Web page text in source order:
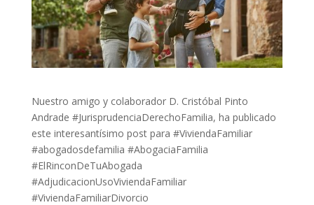
Nuestro amigo y colaborador D. Cristóbal Pinto
Andrade #JurisprudenciaDerechoFamilia, ha publicado
este interesantísimo post para #ViviendaFamiliar
#abogadosdefamilia #AbogaciaFamilia
#ElRinconDeTuAbogada
#AdjudicacionUsoViviendaFamiliar
#ViviendaFamiliarDivorcio